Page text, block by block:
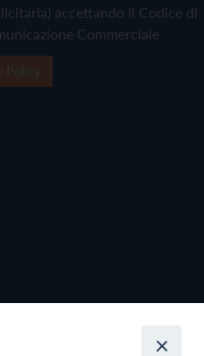
accettando il Codice di
Commerciale